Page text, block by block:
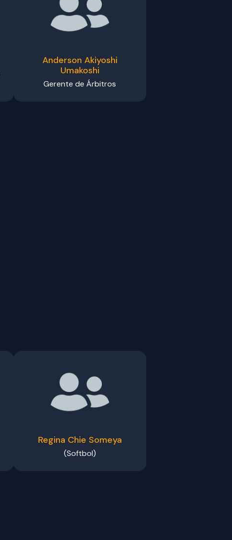
Anderson Akiyoshi
Umakoshi
Gerente de Árbitros
Regina Chie Someya
(Softbol)